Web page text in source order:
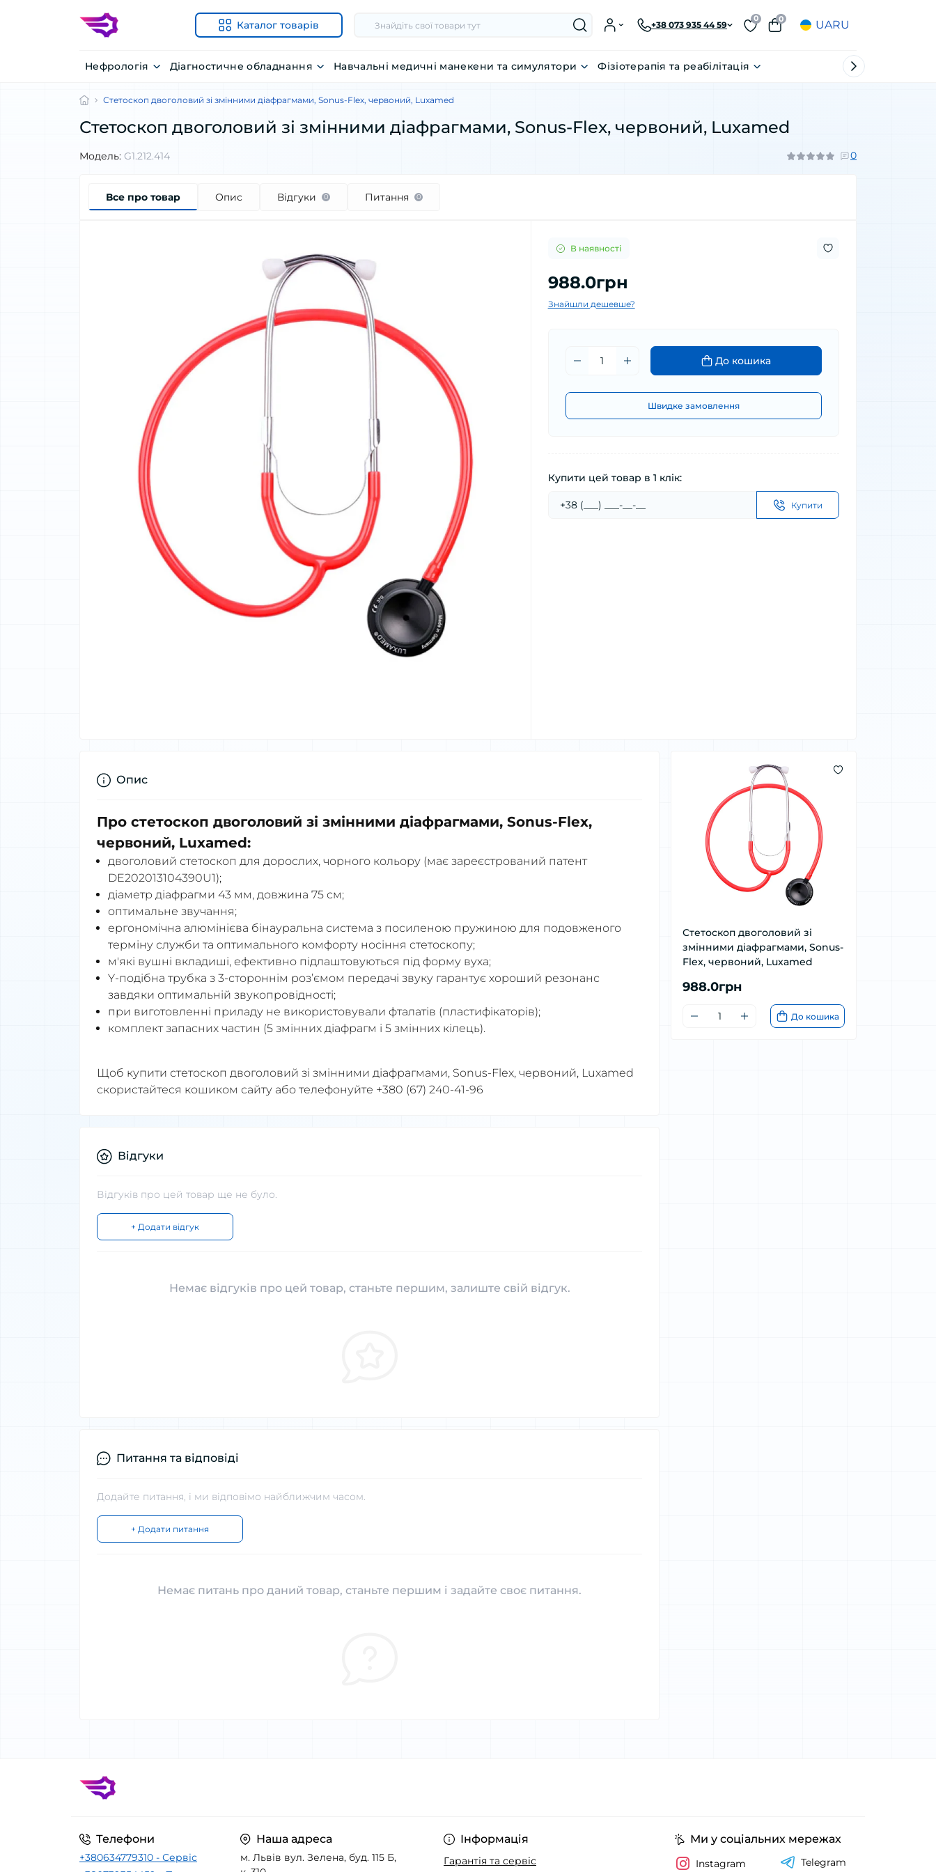
Каталог товарів +38 073 935 44 59
0 0 UARU
Нефрологія Діагностичне обладнання Навчальні медичні манекени та симулятори Фізіотерапія та реабілітація
Стетоскоп двоголовий зі змінними діафрагмами, Sonus-Flex, червоний, Luxamed
Стетоскоп двоголовий зі змінними діафрагмами, Sonus-Flex, червоний, Luxamed
Модель: G1.212.414 0
Все про товар Опис Відгуки 0 Питання 0
В наявності
988.0грн
Знайшли дешевше?
До кошика
Швидке замовлення
Купити цей товар в 1 клік:
Купити
Стетоскоп двоголовий зі
змінними діафрагмами, Sonus-
Flex, червоний, Luxamed
988.0грн
До кошика
Опис
Про стетоскоп двоголовий зі змінними діафрагмами, Sonus-Flex,
червоний, Luxamed:
двоголовий стетоскоп для дорослих, чорного кольору (має зареєстрований патент
DE202013104390U1);
діаметр діафрагми 43 мм, довжина 75 см;
оптимальне звучання;
ергономічна алюмінієва бінауральна система з посиленою пружиною для подовженого
терміну служби та оптимального комфорту носіння стетоскопу;
м'які вушні вкладиші, ефективно підлаштовуються під форму вуха;
Y-подібна трубка з 3-стороннім роз’ємом передачі звуку гарантує хороший резонанс
завдяки оптимальній звукопровідності;
при виготовленні приладу не використовували фталатів (пластифікаторів);
комплект запасних частин (5 змінних діафрагм і 5 змінних кілець).
Щоб купити стетоскоп двоголовий зі змінними діафрагмами, Sonus-Flex, червоний, Luxamed
скористайтеся кошиком сайту або телефонуйте +380 (67) 240-41-96
Відгуки
Відгуків про цей товар ще не було.
+ Додати відгук
Немає відгуків про цей товар, станьте першим, залиште свій відгук.
Питання та відповіді
Додайте питання, і ми відповімо найближчим часом.
+ Додати питання
Немає питань про даний товар, станьте першим і задайте своє питання.
Телефони
+380634779310 - Сервіс
Наша адреса
м. Львів вул. Зелена, буд. 115 Б,
Інформація
Гарантія та сервіс
Ми у соціальних мережах
Instagram Telegram